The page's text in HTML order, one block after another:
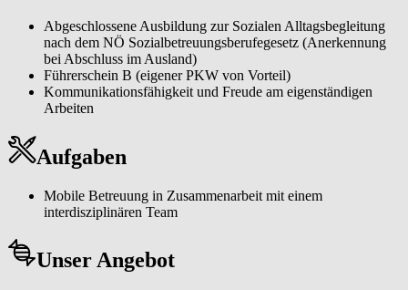
Abgeschlossene Ausbildung zur Sozialen Alltagsbegleitung
nach dem NÖ Sozialbetreuungsberufegesetz (Anerkennung
bei Abschluss im Ausland)
Führerschein B (eigener PKW von Vorteil)
Kommunikationsfähigkeit und Freude am eigenständigen
Arbeiten
Aufgaben
Mobile Betreuung in Zusammenarbeit mit einem
interdisziplinären Team
Unser Angebot